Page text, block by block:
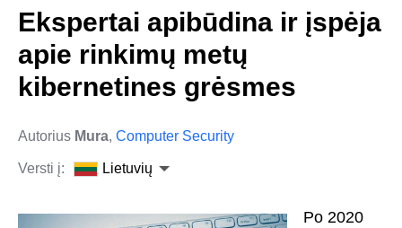
Ekspertai apibūdina ir įspėja
apie rinkimų metų
kibernetines grėsmes
Autorius Mura, Computer Security
Versti į: Lietuvių
Po 2020